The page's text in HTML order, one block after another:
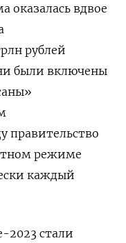
оказалась вдвое
рублей
были включены
правительство
режиме
каждый
2023 стали